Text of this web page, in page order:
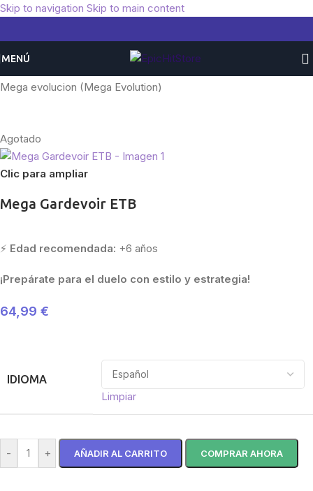
Skip to navigation Skip to main content
MENÚ
Mega evolucion (Mega Evolution)
Agotado
Clic para ampliar
Mega Gardevoir ETB
⚡ Edad recomendada: +6 años
¡Prepárate para el duelo con estilo y estrategia!
64,99 €
IDIOMA
Limpiar
- + AÑADIR AL CARRITO COMPRAR AHORA